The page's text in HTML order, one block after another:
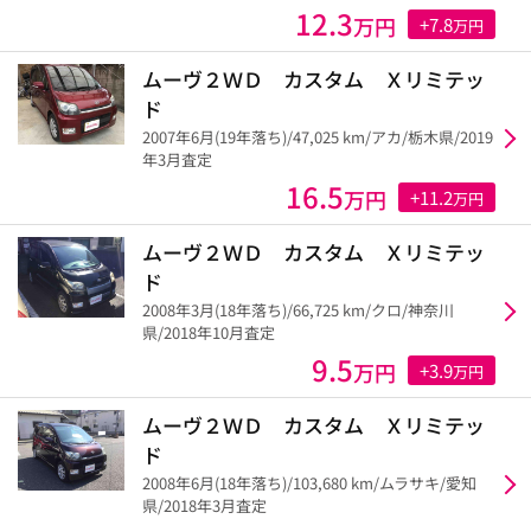
12.3万円 +7.8万円
ムーヴ２ＷＤ カスタム Ｘリミテッ
ド
2007年6月(19年落ち)/47,025 km/アカ/栃木県/2019
年3月査定
16.5万円 +11.2万円
ムーヴ２ＷＤ カスタム Ｘリミテッ
ド
2008年3月(18年落ち)/66,725 km/クロ/神奈川
県/2018年10月査定
9.5万円 +3.9万円
ムーヴ２ＷＤ カスタム Ｘリミテッ
ド
2008年6月(18年落ち)/103,680 km/ムラサキ/愛知
県/2018年3月査定